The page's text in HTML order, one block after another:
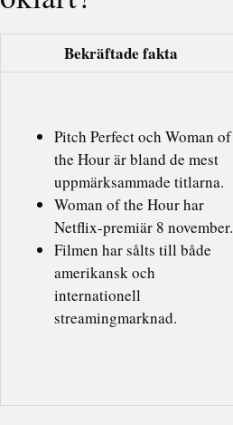
Bekräftade fakta
Pitch Perfect och Woman of
the Hour är bland de mest
uppmärksammade titlarna.
Woman of the Hour har
Netflix-premiär 8 november.
Filmen har sålts till både
amerikansk och
internationell
streamingmarknad.